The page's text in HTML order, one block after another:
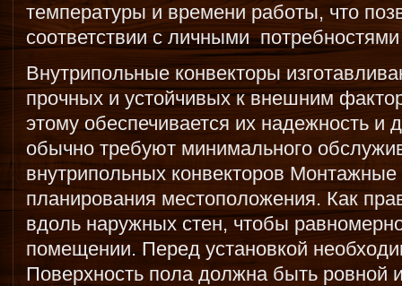
температуры и времени работы, что
соответствии с личными
Внутрипольные конвекторы
прочных и устойчивых к внешним
этому обеспечивается их надежность и
обычно требуют минимального
внутрипольных конвекторов
планирования местоположения. Как
вдоль наружных стен, чтобы
помещении. Перед установкой
Поверхность пола должна быть ровной